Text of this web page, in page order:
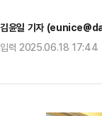
김윤일 기자
입력 2025.06.18